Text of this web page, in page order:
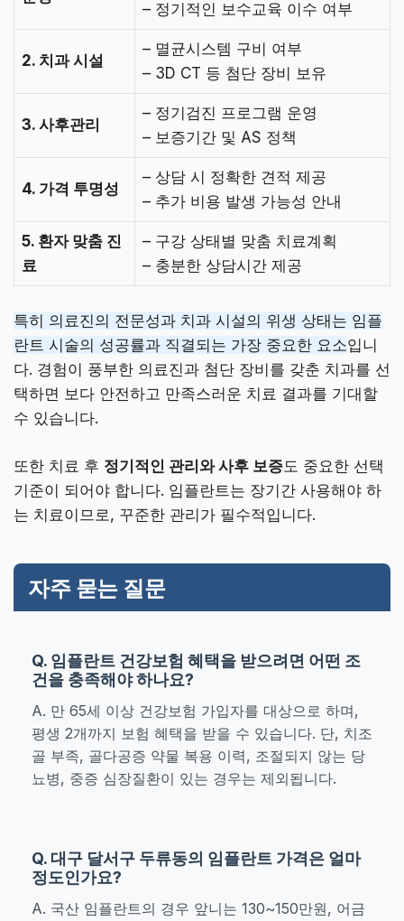
– 정기적인 보수교육 이수 여부
2. 치과 시설
– 멸균시스템 구비 여부
– 3D CT 등 첨단 장비 보유
3. 사후관리
– 정기검진 프로그램 운영
– 보증기간 및 AS 정책
4. 가격 투명성
– 상담 시 정확한 견적 제공
– 추가 비용 발생 가능성 안내
5. 환자 맞춤 진
료
– 구강 상태별 맞춤 치료계획
– 충분한 상담시간 제공
특히 의료진의 전문성과 치과 시설의 위생 상태는 임플
란트 시술의 성공률과 직결되는 가장 중요한 요소입니
다. 경험이 풍부한 의료진과 첨단 장비를 갖춘 치과를 선
택하면 보다 안전하고 만족스러운 치료 결과를 기대할
수 있습니다.
또한 치료 후 정기적인 관리와 사후 보증도 중요한 선택
기준이 되어야 합니다. 임플란트는 장기간 사용해야 하
는 치료이므로, 꾸준한 관리가 필수적입니다.
자주 묻는 질문
Q. 임플란트 건강보험 혜택을 받으려면 어떤 조
건을 충족해야 하나요?
A. 만 65세 이상 건강보험 가입자를 대상으로 하며,
평생 2개까지 보험 혜택을 받을 수 있습니다. 단, 치조
골 부족, 골다공증 약물 복용 이력, 조절되지 않는 당
뇨병, 중증 심장질환이 있는 경우는 제외됩니다.
Q. 대구 달서구 두류동의 임플란트 가격은 얼마
정도인가요?
A. 국산 임플란트의 경우 앞니는 130~150만원, 어금